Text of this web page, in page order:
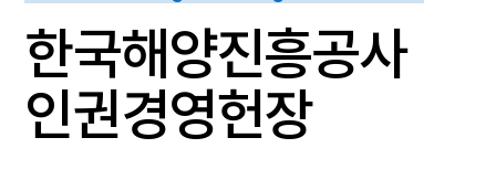
한국해양진흥공사
인권경영헌장